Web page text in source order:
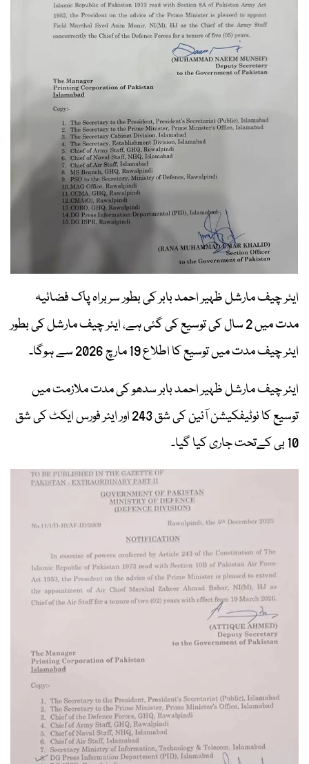
ایئر چیف مارشل ظہیر احمد بابر کی بطور سربراہ پاک فضائیہ
مدت میں 2 سال کی توسیع کی گئی ہے، ایئر چیف مارشل کی بطور
ایئر چیف مدت میں توسیع کا اطلاع 19 مارچ 2026 سے ہوگا۔
ایئر چیف مارشل ظہیر احمد بابر سدھو کی مدت ملازمت میں
توسیع کا نوٹیفکیشن آئین کی شق 243 اور ایئر فورس ایکٹ کی شق
10 بی کےتحت جاری کیا گیا۔